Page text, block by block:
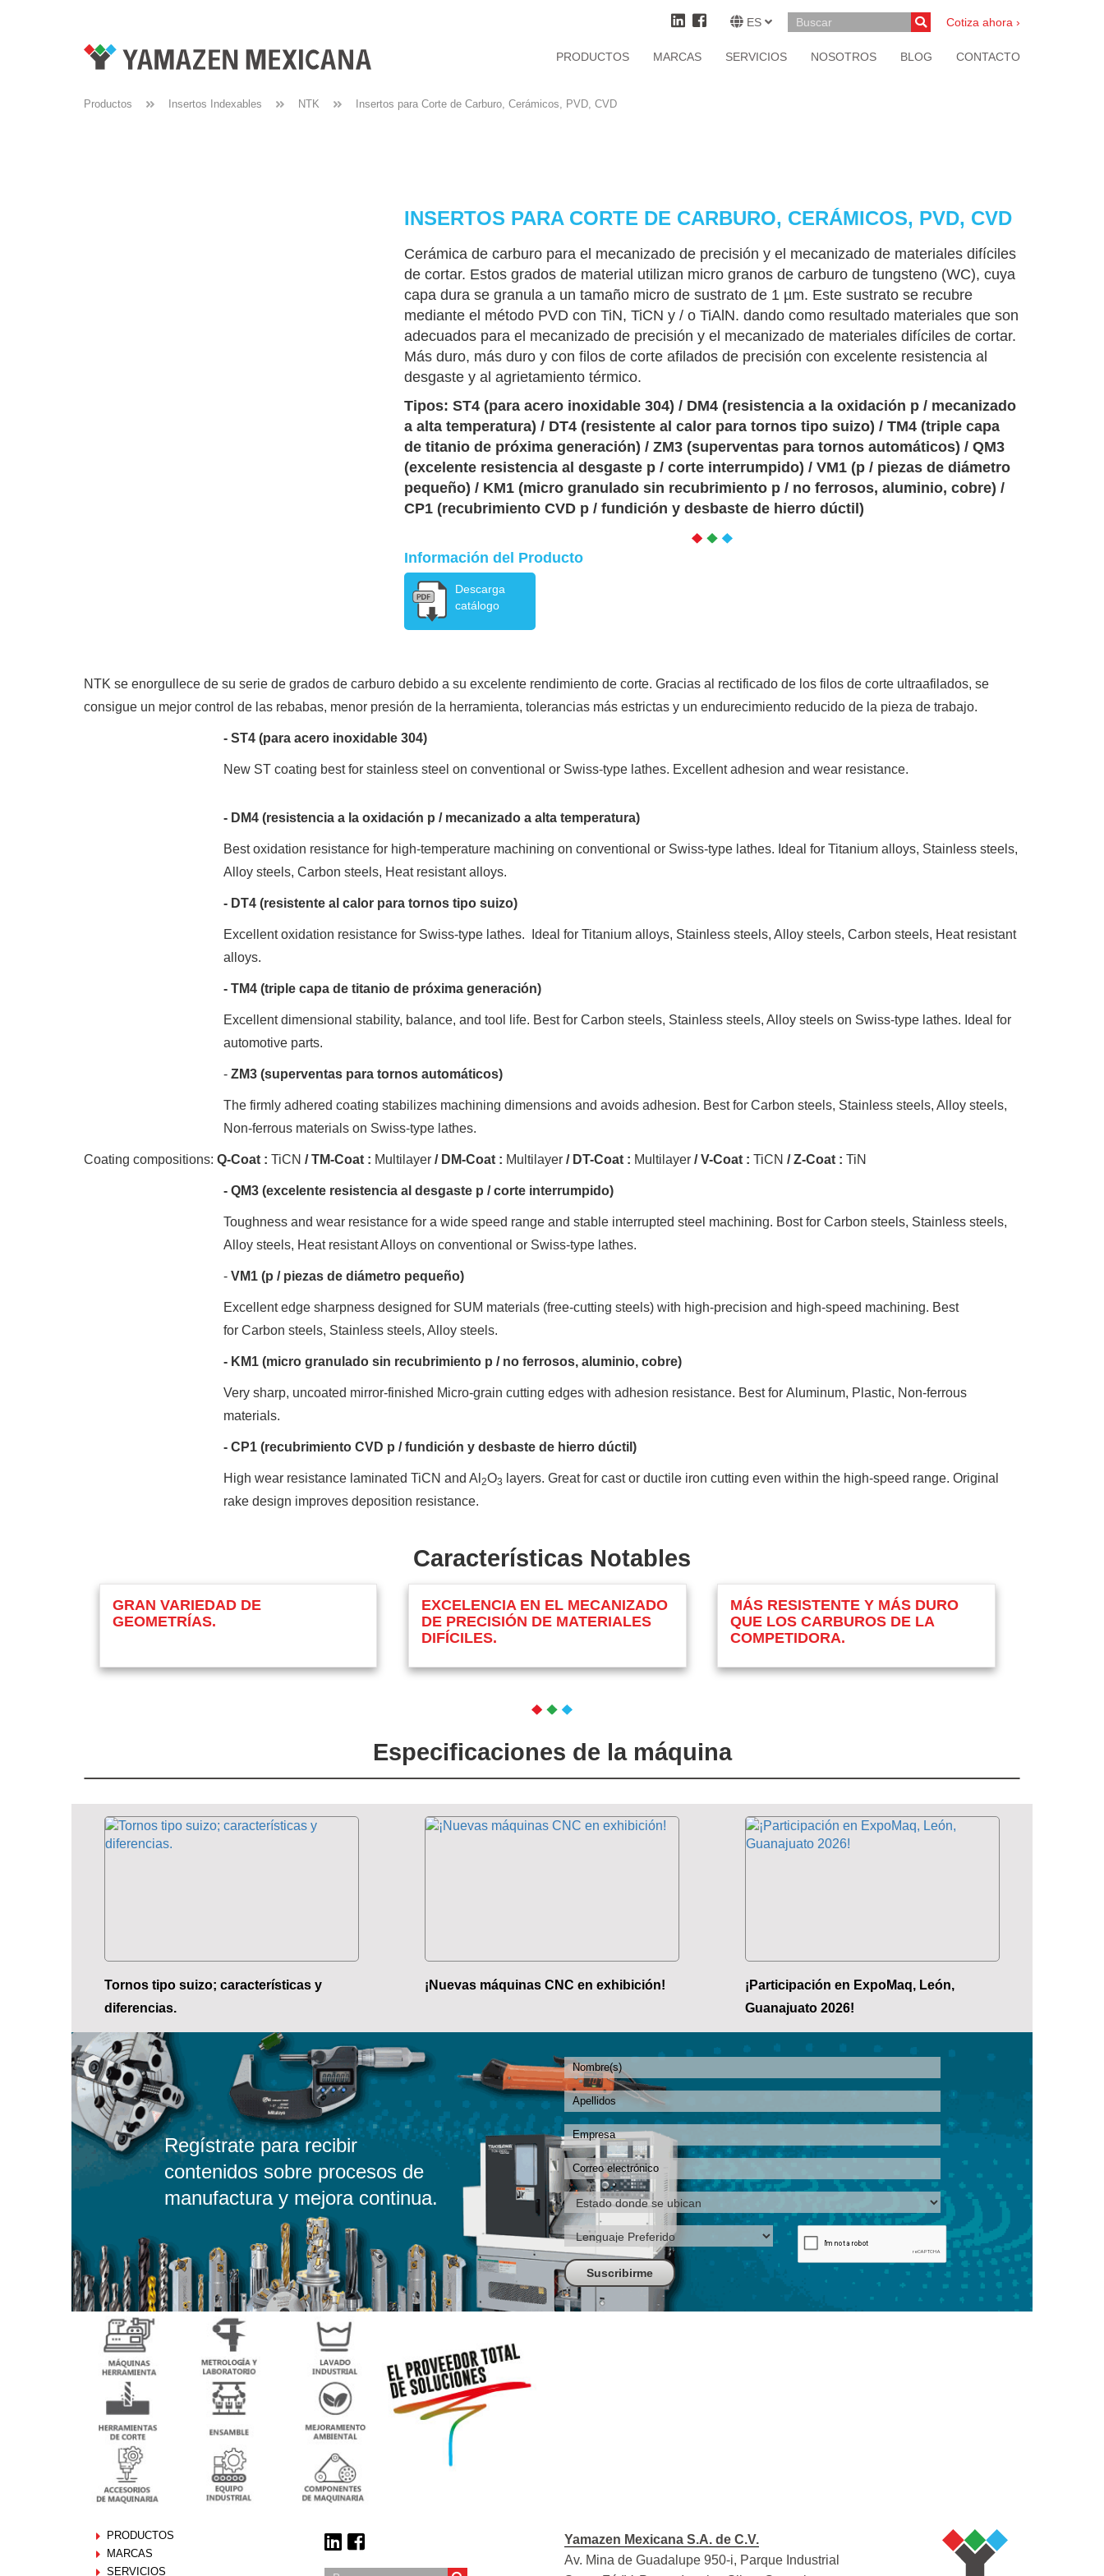
ES Cotiza ahora ›
PRODUCTOS MARCAS SERVICIOS NOSOTROS BLOG CONTACTO
Productos Insertos Indexables NTK Insertos para Corte de Carburo, Cerámicos, PVD, CVD
INSERTOS PARA CORTE DE CARBURO, CERÁMICOS, PVD, CVD
Cerámica de carburo para el mecanizado de precisión y el mecanizado de materiales difíciles
de cortar. Estos grados de material utilizan micro granos de carburo de tungsteno (WC), cuya
capa dura se granula a un tamaño micro de sustrato de 1 µm. Este sustrato se recubre
mediante el método PVD con TiN, TiCN y / o TiAlN. dando como resultado materiales que son
adecuados para el mecanizado de precisión y el mecanizado de materiales difíciles de cortar.
Más duro, más duro y con filos de corte afilados de precisión con excelente resistencia al
desgaste y al agrietamiento térmico.
Tipos: ST4 (para acero inoxidable 304) / DM4 (resistencia a la oxidación p / mecanizado
a alta temperatura) / DT4 (resistente al calor para tornos tipo suizo) / TM4 (triple capa
de titanio de próxima generación) / ZM3 (superventas para tornos automáticos) / QM3
(excelente resistencia al desgaste p / corte interrumpido) / VM1 (p / piezas de diámetro
pequeño) / KM1 (micro granulado sin recubrimiento p / no ferrosos, aluminio, cobre) /
CP1 (recubrimiento CVD p / fundición y desbaste de hierro dúctil)
Información del Producto
Descarga
catálogo
NTK se enorgullece de su serie de grados de carburo debido a su excelente rendimiento de corte. Gracias al rectificado de los filos de corte ultraafilados, se
consigue un mejor control de las rebabas, menor presión de la herramienta, tolerancias más estrictas y un endurecimiento reducido de la pieza de trabajo.
- ST4 (para acero inoxidable 304)
New ST coating best for stainless steel on conventional or Swiss-type lathes. Excellent adhesion and wear resistance.
- DM4 (resistencia a la oxidación p / mecanizado a alta temperatura)
Best oxidation resistance for high-temperature machining on conventional or Swiss-type lathes. Ideal for Titanium alloys, Stainless steels,
Alloy steels, Carbon steels, Heat resistant alloys.
- DT4 (resistente al calor para tornos tipo suizo)
Excellent oxidation resistance for Swiss-type lathes. Ideal for Titanium alloys, Stainless steels, Alloy steels, Carbon steels, Heat resistant
alloys.
- TM4 (triple capa de titanio de próxima generación)
Excellent dimensional stability, balance, and tool life. Best for Carbon steels, Stainless steels, Alloy steels on Swiss-type lathes. Ideal for
automotive parts.
- ZM3 (superventas para tornos automáticos)
The firmly adhered coating stabilizes machining dimensions and avoids adhesion. Best for Carbon steels, Stainless steels, Alloy steels,
Non-ferrous materials on Swiss-type lathes.
Coating compositions: Q-Coat : TiCN / TM-Coat : Multilayer / DM-Coat : Multilayer / DT-Coat : Multilayer / V-Coat : TiCN / Z-Coat : TiN
- QM3 (excelente resistencia al desgaste p / corte interrumpido)
Toughness and wear resistance for a wide speed range and stable interrupted steel machining. Bost for Carbon steels, Stainless steels,
Alloy steels, Heat resistant Alloys on conventional or Swiss-type lathes.
- VM1 (p / piezas de diámetro pequeño)
Excellent edge sharpness designed for SUM materials (free-cutting steels) with high-precision and high-speed machining. Best
for Carbon steels, Stainless steels, Alloy steels.
- KM1 (micro granulado sin recubrimiento p / no ferrosos, aluminio, cobre)
Very sharp, uncoated mirror-finished Micro-grain cutting edges with adhesion resistance. Best for Aluminum, Plastic, Non-ferrous
materials.
- CP1 (recubrimiento CVD p / fundición y desbaste de hierro dúctil)
High wear resistance laminated TiCN and Al 2O3
layers. Great for cast or ductile iron cutting even within the high-speed range. Original
rake design improves deposition resistance.
Características Notables
GRAN VARIEDAD DE
GEOMETRÍAS.
EXCELENCIA EN EL MECANIZADO
DE PRECISIÓN DE MATERIALES
DIFÍCILES.
MÁS RESISTENTE Y MÁS DURO
QUE LOS CARBUROS DE LA
COMPETIDORA.
Especificaciones de la máquina
Tornos tipo suizo; características y
diferencias.
¡Nuevas máquinas CNC en exhibición!
¡Participación en ExpoMaq, León,
Guanajuato 2026!
Regístrate para recibir
contenidos sobre procesos de
manufactura y mejora continua.
PRODUCTOS
MARCAS
SERVICIOS
Yamazen Mexicana S.A. de C.V.
Av. Mina de Guadalupe 950-i, Parque Industrial